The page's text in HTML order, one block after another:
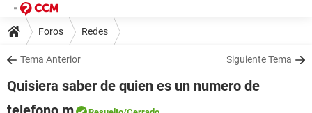
Foros Redes
Tema Anterior Siguiente Tema
Quisiera saber de quien es un numero de